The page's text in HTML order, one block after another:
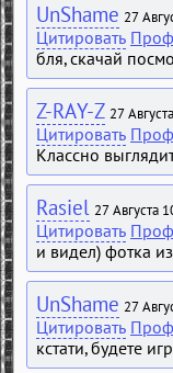
UnShame 27
Цитировать
бля, скачай
Z-RAY-Z 27
Цитировать
Классно
Rasiel 27 Августа
Цитировать
и видел) фотка
UnShame 27
Цитировать
кстати, будете